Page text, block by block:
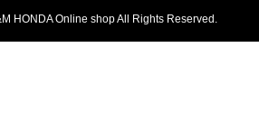
HONDA Online shop All Rights Reserved.